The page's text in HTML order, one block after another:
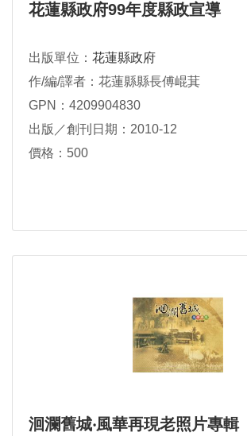
花蓮縣政府99年度縣政宣導
出版單位： 花蓮縣政府
作/編/譯者：花蓮縣縣長傅崐萁
GPN：4209904830
出版／創刊日期：2010-12
價格：500
洄瀾舊城‧風華再現老照片專輯